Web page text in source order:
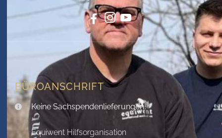
BÜROANSCHRIFT
Keine Sachspendenlieferungen!
Equiwent Hilfsorganisation